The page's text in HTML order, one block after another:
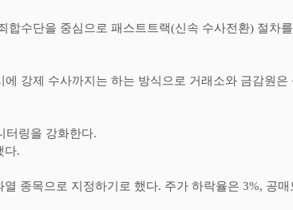
합수단을 중심으로 패스트트랙(신속 수사전환) 절차
강제 수사까지는 하는 방식으로 거래소와 금감원은
터링을 강화한다.
다.
종목으로 지정하기로 했다. 주가 하락율은 3%, 공매